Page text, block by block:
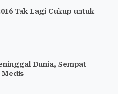
Tak Lagi Cukup untuk
Dunia, Sempat
Medis